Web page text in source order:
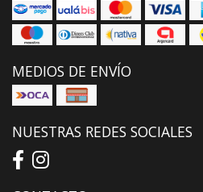
MEDIOS DE ENVÍO
NUESTRAS REDES SOCIALES